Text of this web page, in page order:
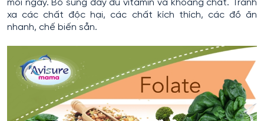
mỗi ngày. Bổ sung đầy đủ vitamin và khoáng chất. Tránh
xa các chất độc hại, các chất kích thích, các đồ ăn
nhanh, chế biến sẵn.